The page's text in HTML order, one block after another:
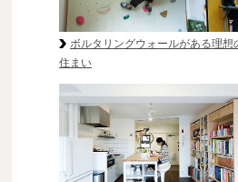
ボルタリングウォールがある理想
住まい